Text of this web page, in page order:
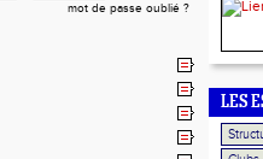
mot de passe oublié ?
LES